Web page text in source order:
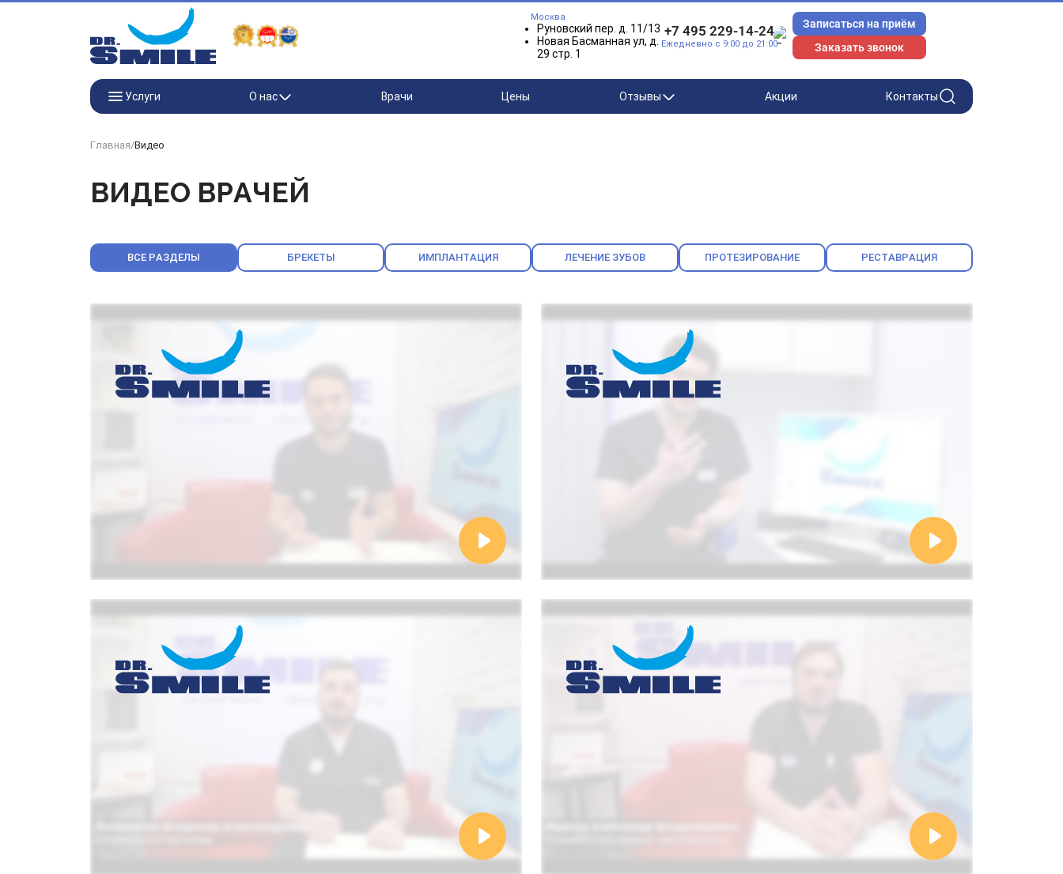
Перейти к основному контенту
Москва
Руновский пер. д. 11/13
Новая Басманная ул, д.
29 стр. 1
+7 495 229-14-24
Ежедневно с 9:00 до 21:00
Записаться на приём
Заказать звонок
Услуги О нас Врачи Цены Отзывы Акции Контакты
Главная/Видео
ВИДЕО ВРАЧЕЙ
ВСЕ РАЗДЕЛЫ БРЕКЕТЫ ИМПЛАНТАЦИЯ ЛЕЧЕНИЕ ЗУБОВ ПРОТЕЗИРОВАНИЕ РЕСТАВРАЦИЯ